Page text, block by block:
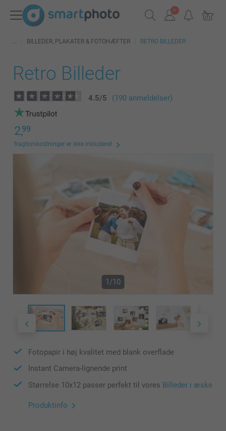
BILLEDER, PLAKATER & FOTOHÆFTER RETRO BILLEDER
Retro Billeder
4.5/5 (190 anmeldelser)
2,99
fragtomkostninger er ikke inkluderet
1/10
Fotopapir i høj kvalitet med blank overflade
Instant Camera-lignende print
Størrelse 10x12 passer perfekt til vores Billeder i æske
Produktinfo